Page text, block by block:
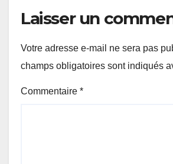
Laisser un
Votre adresse e-mail ne sera pas
champs obligatoires sont indiqués
Commentaire *